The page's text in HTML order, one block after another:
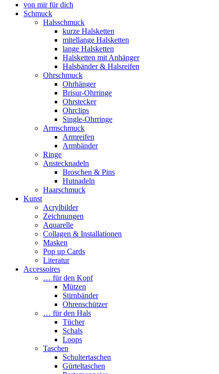
von mir für dich
Schmuck
Halsschmuck
kurze Halsketten
mitellange Halsketten
lange Halsketten
Halsketten mit Anhänger
Halsbänder & Halsreifen
Ohrschmuck
Ohrhänger
Brisur-Ohrringe
Ohrstecker
Ohrclips
Single-Ohrringe
Armschmuck
Armreifen
Armbänder
Ringe
Anstecknadeln
Broschen & Pins
Hutnadeln
Haarschmuck
Kunst
Acrylbilder
Zeichnungen
Aquarelle
Collagen & Installationen
Masken
Pop up Cards
Literatur
Accessoires
… für den Kopf
Mützen
Stirnbänder
Ohrenschützer
… für den Hals
Tücher
Schals
Loops
Taschen
Schultertaschen
Gürteltaschen